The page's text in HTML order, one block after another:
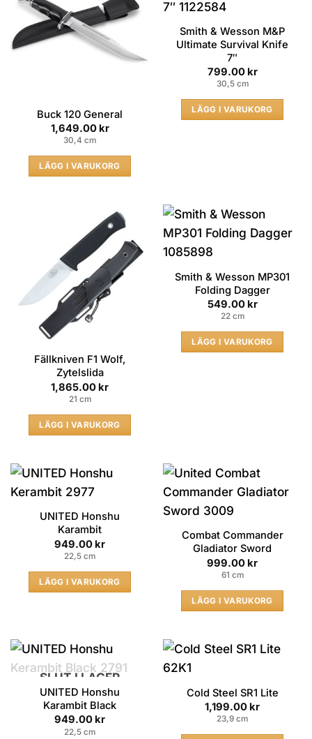
Buck 120 General
1,649.00 kr
30,4 cm
LÄGG I VARUKORG
Smith & Wesson M&P
Ultimate Survival Knife
7″
799.00 kr
30,5 cm
LÄGG I VARUKORG
Fällkniven F1 Wolf,
Zytelslida
1,865.00 kr
21 cm
LÄGG I VARUKORG
Smith & Wesson MP301
Folding Dagger
549.00 kr
22 cm
LÄGG I VARUKORG
UNITED Honshu
Karambit
949.00 kr
22,5 cm
LÄGG I VARUKORG
Combat Commander
Gladiator Sword
999.00 kr
61 cm
LÄGG I VARUKORG
SLUT I LAGER
UNITED Honshu
Karambit Black
949.00 kr
22,5 cm
Cold Steel SR1 Lite
1,199.00 kr
23,9 cm